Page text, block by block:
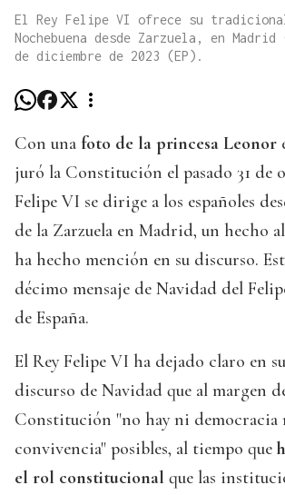
El Rey Felipe VI ofrece su
Nochebuena desde Zarzuela, en Madrid
de diciembre de 2023 (EP).
Con una foto de la princesa Leonor
juró la Constitución el pasado 31 de
Felipe VI se dirige a los españoles
de la Zarzuela en Madrid, un hecho
ha hecho mención en su discurso.
décimo mensaje de Navidad del
de España.
El Rey Felipe VI ha dejado claro en
discurso de Navidad que al margen
Constitución "no hay ni democracia
convivencia" posibles, al tiempo que
el rol constitucional que las